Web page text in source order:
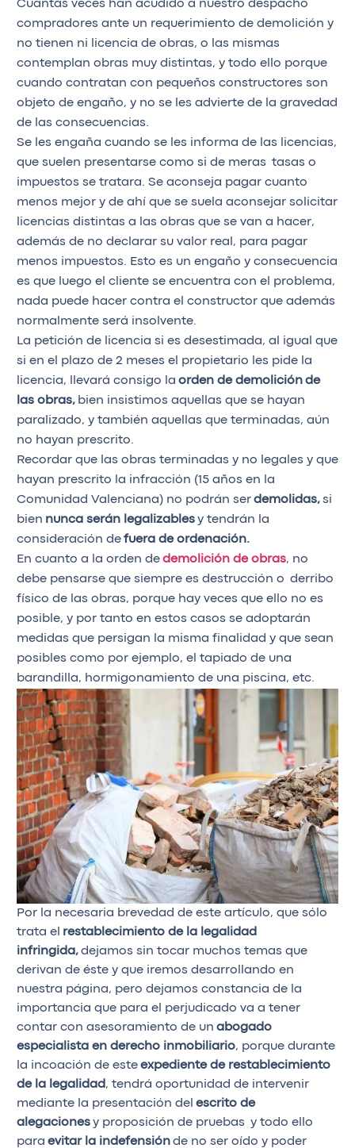
Cuántas veces han acudido a nuestro despacho
compradores ante un requerimiento de demolición y
no tienen ni licencia de obras, o las mismas
contemplan obras muy distintas, y todo ello porque
cuando contratan con pequeños constructores son
objeto de engaño, y no se les advierte de la gravedad
de las consecuencias.
Se les engaña cuando se les informa de las licencias,
que suelen presentarse como si de meras tasas o
impuestos se tratara. Se aconseja pagar cuanto
menos mejor y de ahí que se suela aconsejar solicitar
licencias distintas a las obras que se van a hacer,
además de no declarar su valor real, para pagar
menos impuestos. Esto es un engaño y consecuencia
es que luego el cliente se encuentra con el problema,
nada puede hacer contra el constructor que además
normalmente será insolvente.
La petición de licencia si es desestimada, al igual que
si en el plazo de 2 meses el propietario les pide la
licencia, llevará consigo la orden de demolición de
las obras, bien insistimos aquellas que se hayan
paralizado, y también aquellas que terminadas, aún
no hayan prescrito.
Recordar que las obras terminadas y no legales y que
hayan prescrito la infracción (15 años en la
Comunidad Valenciana) no podrán ser demolidas, si
bien nunca serán legalizables y tendrán la
consideración de fuera de ordenación.
En cuanto a la orden de demolición de obras, no
debe pensarse que siempre es destrucción o derribo
físico de las obras, porque hay veces que ello no es
posible, y por tanto en estos casos se adoptarán
medidas que persigan la misma finalidad y que sean
posibles como por ejemplo, el tapiado de una
barandilla, hormigonamiento de una piscina, etc.
Por la necesaria brevedad de este artículo, que sólo
trata el restablecimiento de la legalidad
infringida, dejamos sin tocar muchos temas que
derivan de éste y que iremos desarrollando en
nuestra página, pero dejamos constancia de la
importancia que para el perjudicado va a tener
contar con asesoramiento de un abogado
especialista en derecho inmobiliario, porque durante
la incoación de este expediente de restablecimiento
de la legalidad , tendrá oportunidad de intervenir
mediante la presentación del escrito de
alegaciones y proposición de pruebas y todo ello
para evitar la indefensión de no ser oído y poder